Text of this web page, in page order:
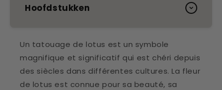
Hoofdstukken
Un tatouage de lotus est un symbole
magnifique et significatif qui est chéri depuis
des siècles dans différentes cultures. La fleur
de lotus est connue pour sa beauté, sa